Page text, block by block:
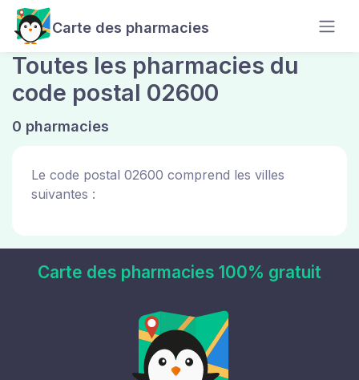
Carte des pharmacies
Toutes les pharmacies du
code postal 02600
0 pharmacies
Le code postal 02600 comprend les villes
suivantes :
Carte des pharmacies 100% gratuit